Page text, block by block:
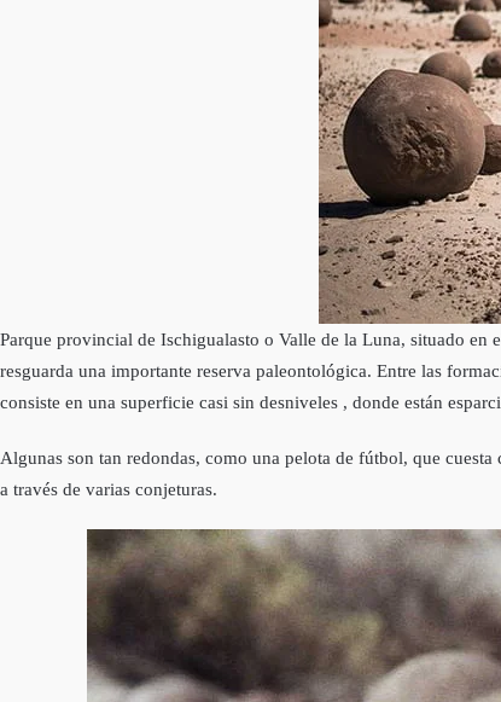
Parque provincial de Ischigualasto o Valle de la Luna, situado
resguarda una importante reserva paleontológica. Entre las
consiste en una superficie casi sin desniveles , donde están
Algunas son tan redondas, como una pelota de fútbol, que
a través de varias conjeturas.